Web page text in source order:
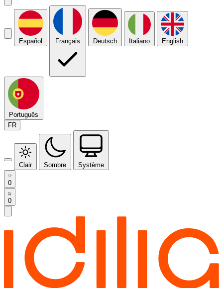
Español Français Deutsch Italiano English
Português
FR
Clair Sombre Système
0
0